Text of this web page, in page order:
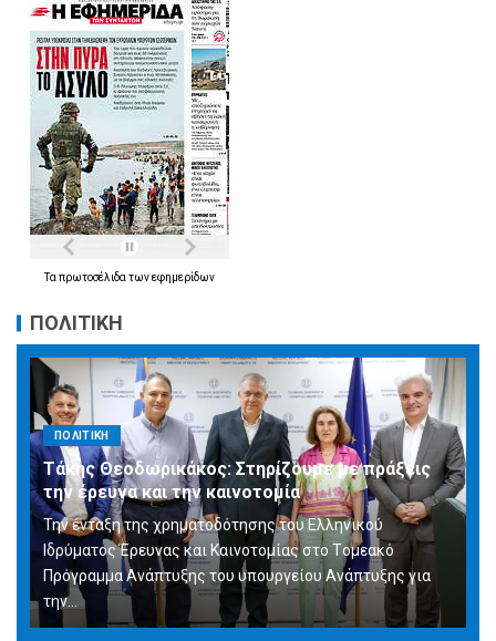
Τα πρωτοσέλιδα τωνεφημερίδων
ΠΟΛΙΤΙΚΗ
ΠΟΛΙΤΙΚΗ
Τάκης Θεοδωρικάκος: Στηρίζουμε με πράξεις
την έρευνα και την καινοτομία
Την ένταξη της χρηματοδότησης του Ελληνικού
Ιδρύματος Έρευνας και Καινοτομίας στο Tομεακό
Πρόγραμμα Ανάπτυξης του υπουργείου Ανάπτυξης για
την…